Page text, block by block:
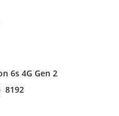
6s 4G Gen 2
8192